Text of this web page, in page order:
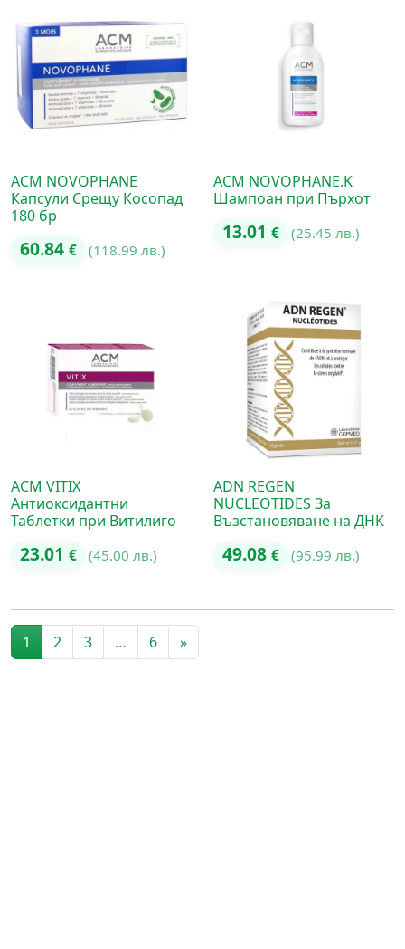
ACM NOVOPHANE
Капсули Срещу Косопад
180 бр
60.84 € (118.99 лв.)
ACM NOVOPHANE.K
Шампоан при Пърхот
13.01 € (25.45 лв.)
ACM VITIX
Антиоксидантни
Таблетки при Витилиго
23.01 € (45.00 лв.)
ADN REGEN
NUCLEOTIDES За
Възстановяване на ДНК
49.08 € (95.99 лв.)
Posts navigation
1 2 3 … 6 »